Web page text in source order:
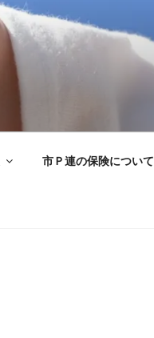
市Ｐ連の保険について